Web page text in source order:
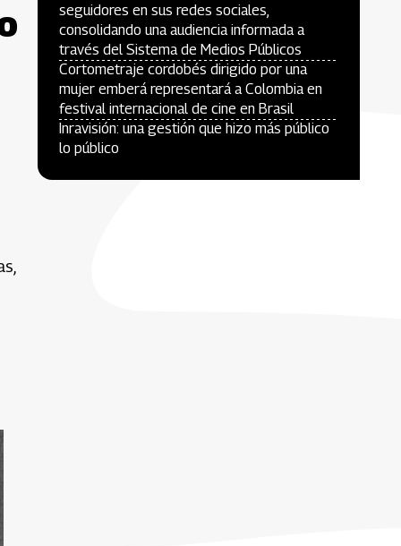
seguidores en sus redes sociales,
consolidando una audiencia informada a
través del Sistema de Medios Públicos
Cortometraje cordobés dirigido por una
mujer emberá representará a Colombia en
festival internacional de cine en Brasil
Inravisión: una gestión que hizo más público
lo público